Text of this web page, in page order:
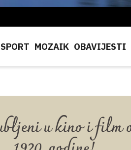
SPORT MOZAIK OBAVIJESTI